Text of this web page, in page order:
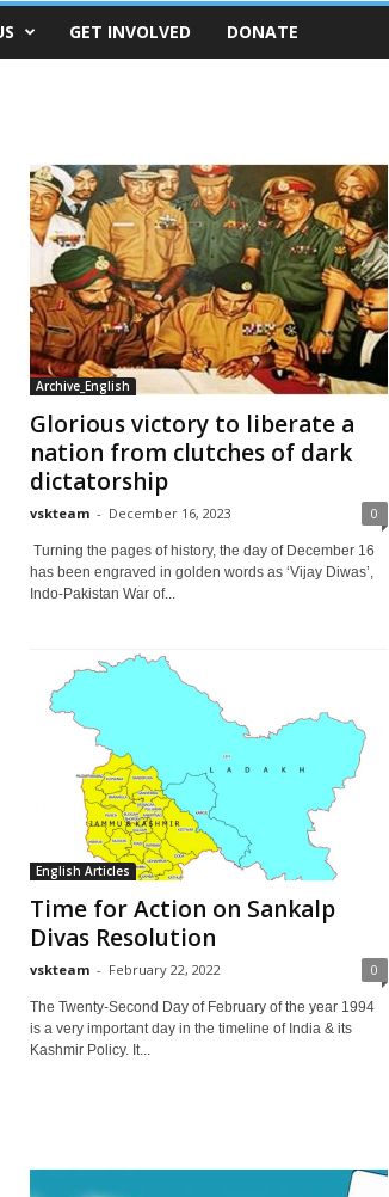
GET INVOLVED DONATE
Archive_English
Glorious victory to liberate a
nation from clutches of dark
dictatorship
vskteam - December 16, 2023 0
Turning the pages of history, the day of December 16
has been engraved in golden words as ‘Vijay Diwas’,
Indo-Pakistan War of...
English Articles
Time for Action on Sankalp
Divas Resolution
vskteam - February 22, 2022 0
The Twenty-Second Day of February of the year 1994
is a very important day in the timeline of India & its
Kashmir Policy. It...